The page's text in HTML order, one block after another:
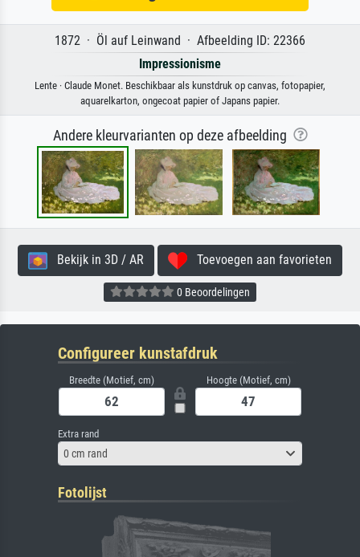
1872 · Öl auf Leinwand · Afbeelding ID: 22366
Impressionisme
Lente · Claude Monet. Beschikbaar als kunstdruk op canvas, fotopapier,
aquarelkarton, ongecoat papier of Japans papier.
Andere kleurvarianten op deze afbeelding
Bekijk in 3D / AR Toevoegen aan favorieten
0 Beoordelingen
Configureer kunstafdruk
Breedte (Motief, cm) Hoogte (Motief, cm)
Extra rand
0 cm rand
Fotolijst